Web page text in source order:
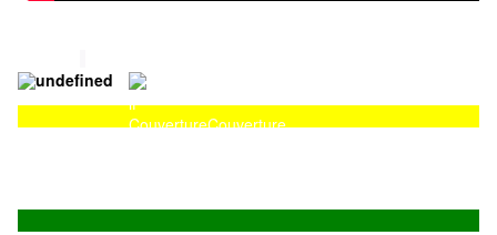
CouvertureCouverture